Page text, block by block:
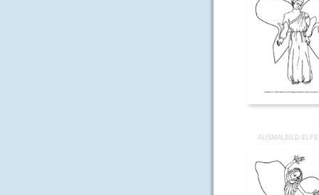
AUSMALBILD-